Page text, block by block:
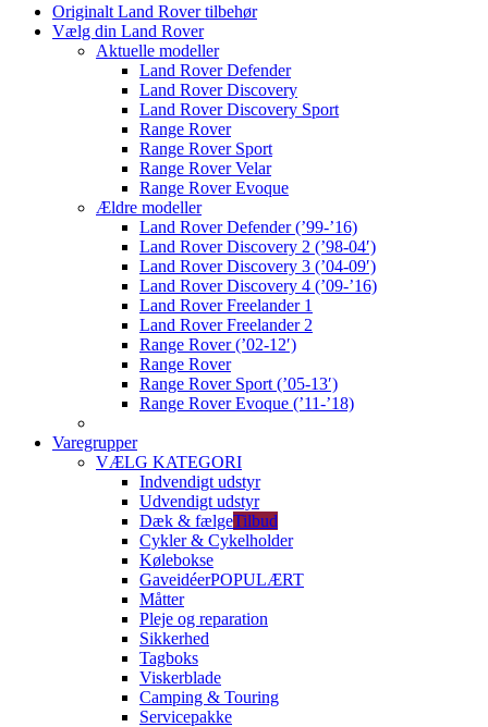
Originalt Land Rover tilbehør
Vælg din Land Rover
Aktuelle modeller
Land Rover Defender
Land Rover Discovery
Land Rover Discovery Sport
Range Rover
Range Rover Sport
Range Rover Velar
Range Rover Evoque
Ældre modeller
Land Rover Defender (’99-’16)
Land Rover Discovery 2 (’98-04′)
Land Rover Discovery 3 (’04-09′)
Land Rover Discovery 4 (’09-’16)
Land Rover Freelander 1
Land Rover Freelander 2
Range Rover (’02-12′)
Range Rover
Range Rover Sport (’05-13′)
Range Rover Evoque (’11-’18)
Varegrupper
VÆLG KATEGORI
Indvendigt udstyr
Udvendigt udstyr
Dæk & fælgeTilbud
Cykler & Cykelholder
Kølebokse
GaveidéerPOPULÆRT
Måtter
Pleje og reparation
Sikkerhed
Tagboks
Viskerblade
Camping & Touring
Servicepakke